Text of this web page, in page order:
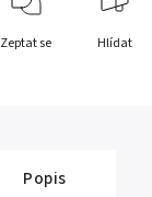
Zeptat se Hlídat
Popis